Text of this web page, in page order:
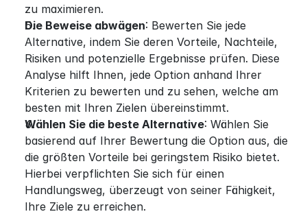
zu maximieren.
Die Beweise abwägen: Bewerten Sie jede
Alternative, indem Sie deren Vorteile, Nachteile,
Risiken und potenzielle Ergebnisse prüfen. Diese
Analyse hilft Ihnen, jede Option anhand Ihrer
Kriterien zu bewerten und zu sehen, welche am
besten mit Ihren Zielen übereinstimmt.
Wählen Sie die beste Alternative: Wählen Sie
basierend auf Ihrer Bewertung die Option aus, die
die größten Vorteile bei geringstem Risiko bietet.
Hierbei verpflichten Sie sich für einen
Handlungsweg, überzeugt von seiner Fähigkeit,
Ihre Ziele zu erreichen.